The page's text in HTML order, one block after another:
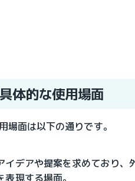
体的な使用場面
場面は以下の通りです。
イデアや提案を求めており、
現する場面。